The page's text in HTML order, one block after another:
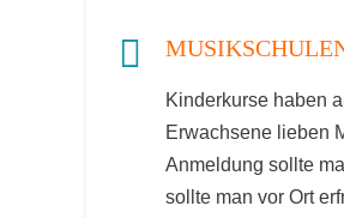
Kinderkurse haben
Erwachsene lieben
Anmeldung sollte
sollte man vor Ort